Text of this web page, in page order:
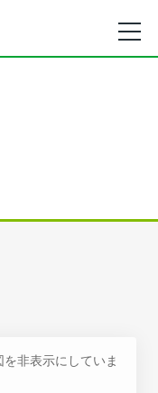
非表示にしていま